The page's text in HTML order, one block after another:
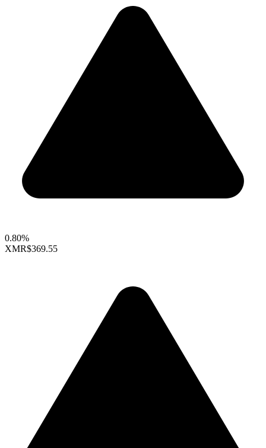
0.80%
XMR$369.55